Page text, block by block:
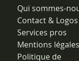
Qui sommes-
Contact & Logos
Services pros
Mentions légales
Politique de